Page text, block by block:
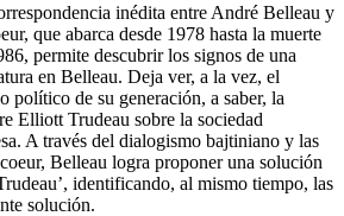
inédita entre André Belleau y
que abarca desde 1978 hasta la muerte
permite descubrir los signos de una
en Belleau. Deja ver, a la vez, el
político de su generación, a saber, la
Elliott Trudeau sobre la sociedad
A través del dialogismo bajtiniano y las
Belleau logra proponer una solución
identificando, al mismo tiempo, las
solución.